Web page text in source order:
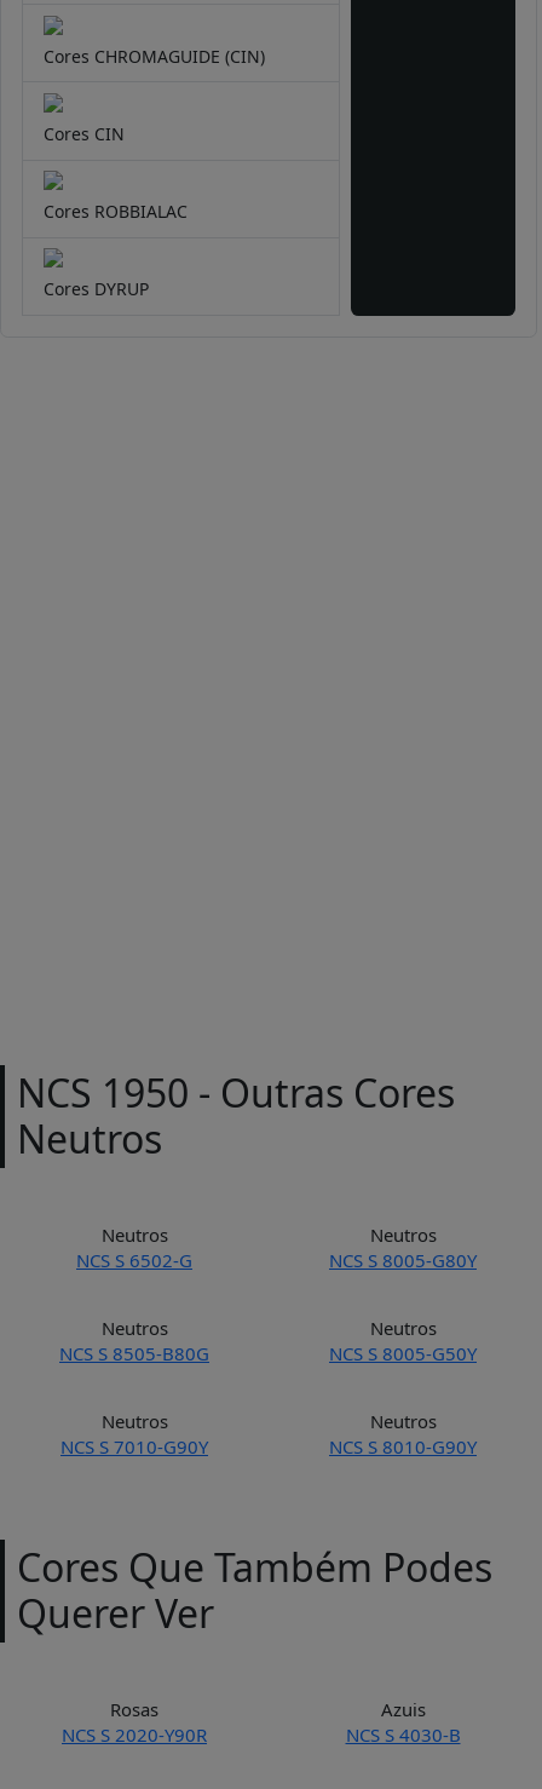
Cores CHROMAGUIDE (CIN)
Cores CIN
Cores ROBBIALAC
Cores DYRUP
NCS 1950 - Outras Cores
Neutros
Neutros
NCS S 6502-G
Neutros
NCS S 8005-G80Y
Neutros
NCS S 8505-B80G
Neutros
NCS S 8005-G50Y
Neutros
NCS S 7010-G90Y
Neutros
NCS S 8010-G90Y
Cores Que Também Podes
Querer Ver
Rosas
NCS S 2020-Y90R
Azuis
NCS S 4030-B